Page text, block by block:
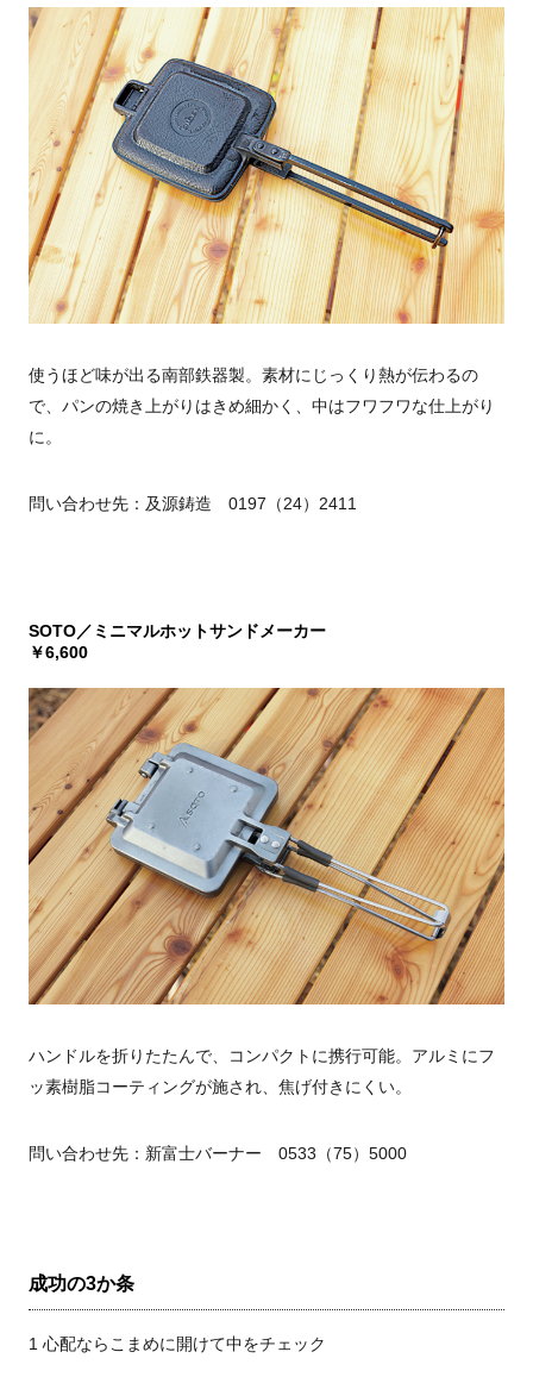
使うほど味が出る南部鉄器製。素材にじっくり熱が伝わるの
で、パンの焼き上がりはきめ細かく、中はフワフワな仕上がり
に。
問い合わせ先：及源鋳造 0197（24）2411
SOTO／ミニマルホットサンドメーカー
￥6,600
ハンドルを折りたたんで、コンパクトに携行可能。アルミにフ
ッ素樹脂コーティングが施され、焦げ付きにくい。
問い合わせ先：新富士バーナー 0533（75）5000
成功の3か条
1 心配ならこまめに開けて中をチェック